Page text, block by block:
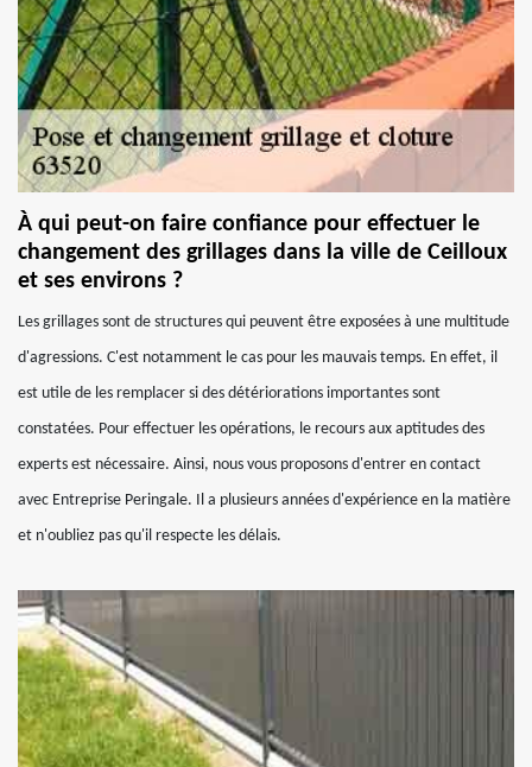
À qui peut-on faire confiance pour effectuer le
changement des grillages dans la ville de Ceilloux
et ses environs ?
Les grillages sont de structures qui peuvent être exposées à une multitude
d'agressions. C'est notamment le cas pour les mauvais temps. En effet, il
est utile de les remplacer si des détériorations importantes sont
constatées. Pour effectuer les opérations, le recours aux aptitudes des
experts est nécessaire. Ainsi, nous vous proposons d'entrer en contact
avec Entreprise Peringale. Il a plusieurs années d'expérience en la matière
et n'oubliez pas qu'il respecte les délais.